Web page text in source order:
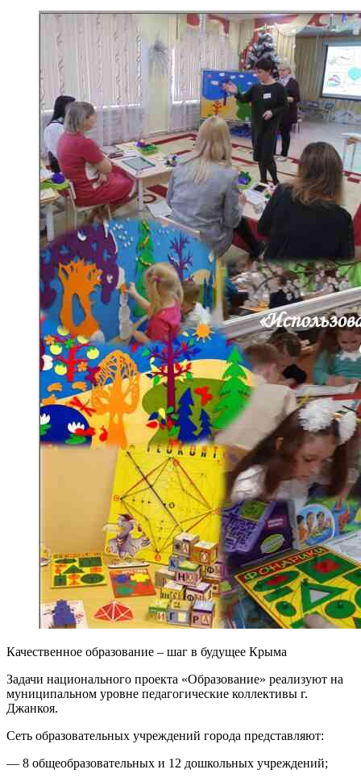
Качественное образование – шаг в будущее Крыма
Задачи национального проекта «Образование» реализуют на
муниципальном уровне педагогические коллективы г.
Джанкоя.
Сеть образовательных учреждений города представляют:
— 8 общеобразовательных и 12 дошкольных учреждений;